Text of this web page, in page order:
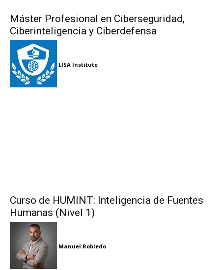
Máster Profesional en Ciberseguridad,
Ciberinteligencia y Ciberdefensa
LISA Institute
Curso de HUMINT: Inteligencia de Fuentes
Humanas (Nivel 1)
Manuel Robledo